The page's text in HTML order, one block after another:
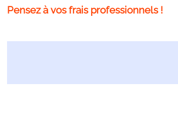
Pensez à vos frais professionnels !